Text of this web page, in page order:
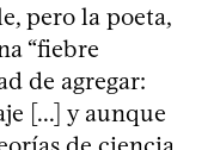
pero la poeta,
“fiebre
de agregar:
[...] y aunque